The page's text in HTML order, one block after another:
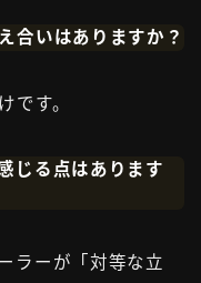
合いはありますか？
です。
じる点はあります
ラーが「対等な立